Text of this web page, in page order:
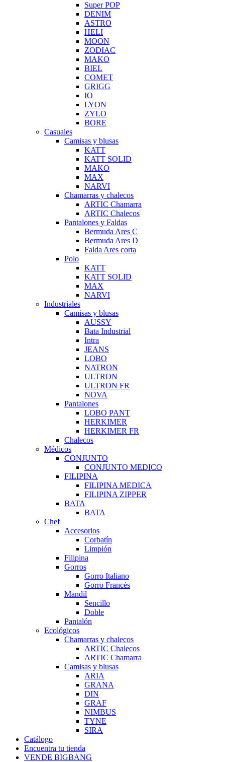
Super POP
DENIM
ASTRO
HELI
MOON
ZODIAC
MAKO
BIEL
COMET
GRIGG
IO
LYON
ZYLO
BORE
Casuales
Camisas y blusas
KATT
KATT SOLID
MAKO
MAX
NARVI
Chamarras y chalecos
ARTIC Chamarra
ARTIC Chalecos
Pantalones y Faldas
Bermuda Ares C
Bermuda Ares D
Falda Ares corta
Polo
KATT
KATT SOLID
MAX
NARVI
Industriales
Camisas y blusas
AUSSY
Bata Industrial
Intra
JEANS
LOBO
NATRON
ULTRON
ULTRON FR
NOVA
Pantalones
LOBO PANT
HERKIMER
HERKIMER FR
Chalecos
Médicos
CONJUNTO
CONJUNTO MEDICO
FILIPINA
FILIPINA MEDICA
FILIPINA ZIPPER
BATA
BATA
Chef
Accesorios
Corbatín
Limpión
Filipina
Gorros
Gorro Italiano
Gorro Francés
Mandil
Sencillo
Doble
Pantalón
Ecológicos
Chamarras y chalecos
ARTIC Chalecos
ARTIC Chamarra
Camisas y blusas
ARIA
GRANA
DIN
GRAF
NIMBUS
TYNE
SIRA
Catálogo
Encuentra tu tienda
VENDE BIGBANG